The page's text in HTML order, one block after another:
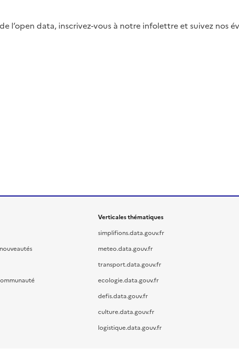
l’open data, inscrivez-vous à notre infolettre et suivez nos
Verticales thématiques
simplifions.data.gouv.fr
meteo.data.gouv.fr
transport.data.gouv.fr
ecologie.data.gouv.fr
defis.data.gouv.fr
culture.data.gouv.fr
logistique.data.gouv.fr